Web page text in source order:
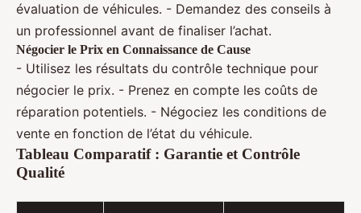
évaluation de véhicules. - Demandez des conseils à
un professionnel avant de finaliser l’achat.
Négocier le Prix en Connaissance de Cause
- Utilisez les résultats du contrôle technique pour
négocier le prix. - Prenez en compte les coûts de
réparation potentiels. - Négociez les conditions de
vente en fonction de l’état du véhicule.
Tableau Comparatif : Garantie et Contrôle
Qualité